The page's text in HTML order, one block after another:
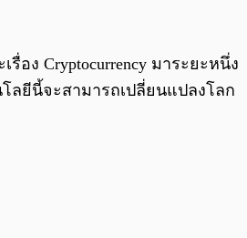
รื่อง Cryptocurrency มาระยะหนึ่ง
ลยีนี้จะสามารถเปลี่ยนแปลงโลก